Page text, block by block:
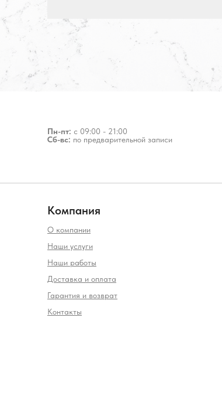
Пн-пт: с 09:00 - 21:00
Сб-вс: по предварительной записи
Компания
О компании
Наши услуги
Наши работы
Доставка и оплата
Гарантия и возврат
Контакты